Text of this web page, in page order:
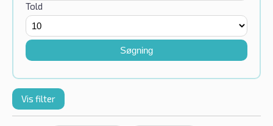
Told
Søgning
Vis filter